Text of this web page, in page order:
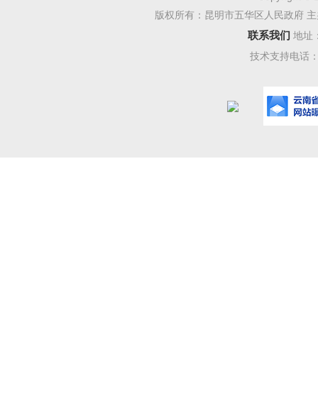
版权所有：昆明市五华区人民政府
联系我们 地址
技术支持电话